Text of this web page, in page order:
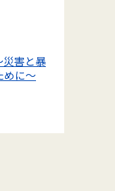
災害と暴
めに～